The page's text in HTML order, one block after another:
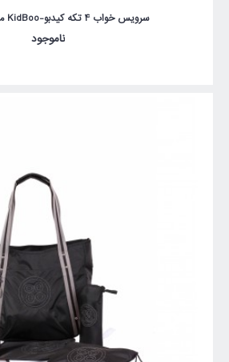
سرویس خواب 4 تکه کیدبو-KidBoo مدل Balerina
ناموجود